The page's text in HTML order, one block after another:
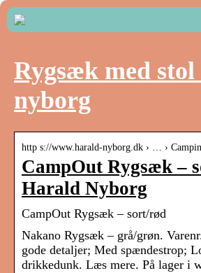
Rygsæk med
nyborg
http s://www.harald-nyborg.dk › … ›
CampOut Rygsæk –
Harald Nyborg
CampOut Rygsæk – sort/rød
Nakano Rygsæk – grå/grøn.
gode detaljer; Med spændestrop;
drikkedunk. Læs mere. På lager i